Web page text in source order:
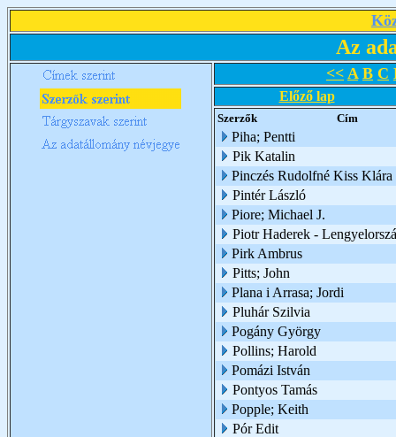
Az
<< A B C
Előző lap
Szerzők Cím
Piha; Pentti
Pik Katalin
Pinczés Rudolfné Kiss Klára
Pintér László
Piore; Michael J.
Piotr Haderek -
Pirk Ambrus
Pitts; John
Plana i Arrasa; Jordi
Pluhár Szilvia
Pogány György
Pollins; Harold
Pomázi István
Pontyos Tamás
Popple; Keith
Pór Edit